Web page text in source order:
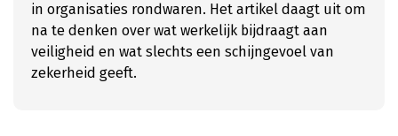
in organisaties rondwaren. Het artikel daagt uit om
na te denken over wat werkelijk bijdraagt aan
veiligheid en wat slechts een schijngevoel van
zekerheid geeft.